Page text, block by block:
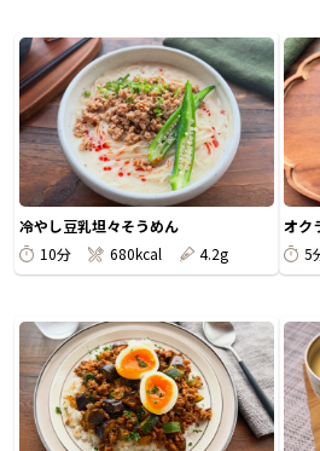
かつお節 削りぶし かつおパック
冷やし豆乳坦々そうめん
10分
680kcal 4.2g
オク
5